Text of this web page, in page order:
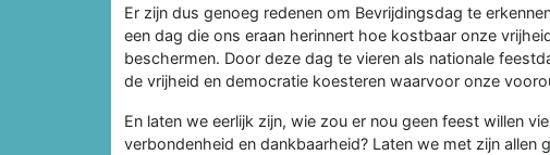
Er zijn dus genoeg redenen om Bevrijdingsdag te
een dag die ons eraan herinnert hoe kostbaar onze
beschermen. Door deze dag te vieren als nationale
de vrijheid en democratie koesteren waarvoor onze
En laten we eerlijk zijn, wie zou er nou geen feest willen
verbondenheid en dankbaarheid? Laten we met zijn allen